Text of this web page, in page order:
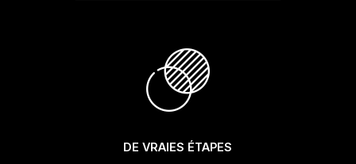
DE VRAIES ÉTAPES